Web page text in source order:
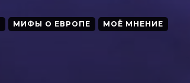
МИФЫ О ЕВРОПЕ
МОЁ МНЕНИЕ